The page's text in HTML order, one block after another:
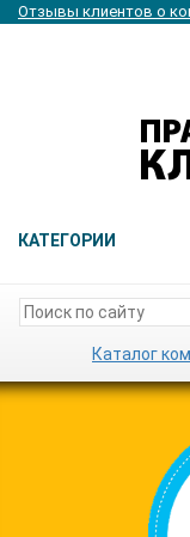
Отзывы клиентов о
КАТЕГОРИИ
Каталог